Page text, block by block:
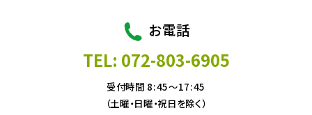
お電話
TEL: 072-803-6905
受付時間 8:45～17:45
（土曜・日曜・祝日を除く）